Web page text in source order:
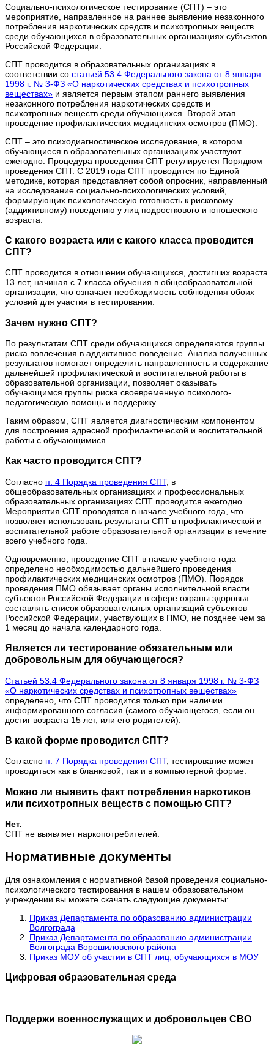
Социально-психологическое тестирование (СПТ) – это
мероприятие, направленное на раннее выявление незаконного
потребления наркотических средств и психотропных веществ
среди обучающихся в образовательных организациях субъектов
Российской Федерации.
СПТ проводится в образовательных организациях в
соответствии со статьей 53.4 Федерального закона от 8 января
1998 г. № 3-ФЗ «О наркотических средствах и психотропных
веществах» и является первым этапом раннего выявления
незаконного потребления наркотических средств и
психотропных веществ среди обучающихся. Второй этап –
проведение профилактических медицинских осмотров (ПМО).
СПТ – это психодиагностическое исследование, в котором
обучающиеся в образовательных организациях участвуют
ежегодно. Процедура проведения СПТ регулируется Порядком
проведения СПТ. С 2019 года СПТ проводится по Единой
методике, которая представляет собой опросник, направленный
на исследование социально-психологических условий,
формирующих психологическую готовность к рисковому
(аддиктивному) поведению у лиц подросткового и юношеского
возраста.
С какого возраста или с какого класса проводится
СПТ?
СПТ проводится в отношении обучающихся, достигших возраста
13 лет, начиная с 7 класса обучения в общеобразовательной
организации, что означает необходимость соблюдения обоих
условий для участия в тестировании.
Зачем нужно СПТ?
По результатам СПТ среди обучающихся определяются группы
риска вовлечения в аддиктивное поведение. Анализ полученных
результатов помогает определить направленность и содержание
дальнейшей профилактической и воспитательной работы в
образовательной организации, позволяет оказывать
обучающимся группы риска своевременную психолого-
педагогическую помощь и поддержку.
Таким образом, СПТ является диагностическим компонентом
для построения адресной профилактической и воспитательной
работы с обучающимися.
Как часто проводится СПТ?
Согласно п. 4 Порядка проведения СПТ, в
общеобразовательных организациях и профессиональных
образовательных организациях СПТ проводится ежегодно.
Мероприятия СПТ проводятся в начале учебного года, что
позволяет использовать результаты СПТ в профилактической и
воспитательной работе образовательной организации в течение
всего учебного года.
Одновременно, проведение СПТ в начале учебного года
определено необходимостью дальнейшего проведения
профилактических медицинских осмотров (ПМО). Порядок
проведения ПМО обязывает органы исполнительной власти
субъектов Российской Федерации в сфере охраны здоровья
составлять список образовательных организаций субъектов
Российской Федерации, участвующих в ПМО, не позднее чем за
1 месяц до начала календарного года.
Является ли тестирование обязательным или
добровольным для обучающегося?
Статьей 53.4 Федерального закона от 8 января 1998 г. № 3-ФЗ
«О наркотических средствах и психотропных веществах»
определено, что СПТ проводится только при наличии
информированного согласия (самого обучающегося, если он
достиг возраста 15 лет, или его родителей).
В какой форме проводится СПТ?
Согласно п. 7 Порядка проведения СПТ, тестирование может
проводиться как в бланковой, так и в компьютерной форме.
Можно ли выявить факт потребления наркотиков
или психотропных веществ с помощью СПТ?
Нет.
СПТ не выявляет наркопотребителей.
Нормативные документы
Для ознакомления с нормативной базой проведения социально-
психологического тестирования в нашем образовательном
учреждении вы можете скачать следующие документы:
Приказ Департамента по образованию администрации
Волгограда
Приказ Департамента по образованию администрации
Волгограда Ворошиловского района
Приказ МОУ об участии в СПТ лиц, обучающихся в МОУ
Цифровая образовательная среда
Поддержи военнослужащих и добровольцев СВО